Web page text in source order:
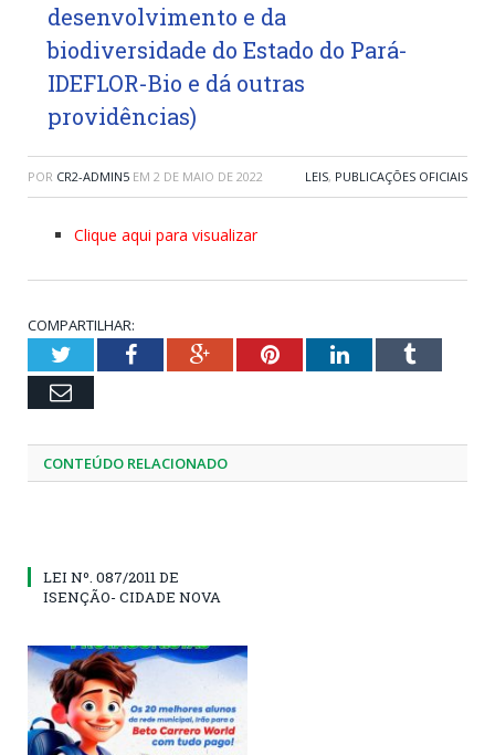
desenvolvimento e da
biodiversidade do Estado do Pará-
IDEFLOR-Bio e dá outras
providências)
POR CR2-ADMIN5 EM 2 DE MAIO DE 2022 LEIS, PUBLICAÇÕES OFICIAIS
Clique aqui para visualizar
COMPARTILHAR:
TwitterFacebookGoogle+PinterestLinkedInTumblr
Email
CONTEÚDO RELACIONADO
LEI Nº. 087/2011 DE
ISENÇÃO- CIDADE NOVA